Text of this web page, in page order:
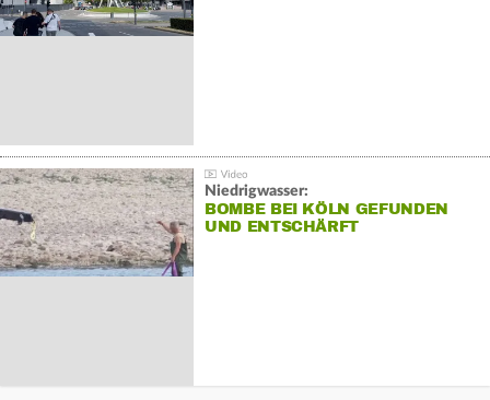
Niedrigwasser:
BOMBE BEI KÖLN GEFUNDEN
UND ENTSCHÄRFT